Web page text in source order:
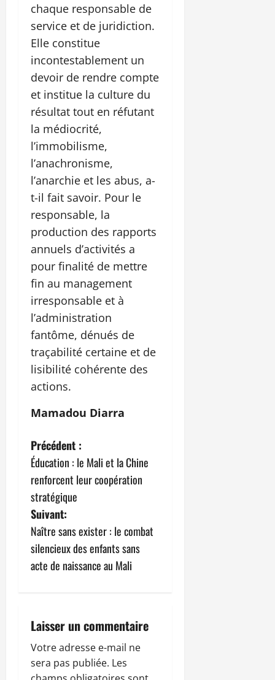
chaque responsable de
service et de juridiction.
Elle constitue
incontestablement un
devoir de rendre compte
et institue la culture du
résultat tout en réfutant
la médiocrité,
l’immobilisme,
l’anachronisme,
l’anarchie et les abus, a-
t-il fait savoir. Pour le
responsable, la
production des rapports
annuels d’activités a
pour finalité de mettre
fin au management
irresponsable et à
l’administration
fantôme, dénués de
traçabilité certaine et de
lisibilité cohérente des
actions.
Mamadou Diarra
N
a
v
i
g
a
i
o
Précédent :
Éducation : le Mali et la Chine
renforcent leur coopération
stratégique
Suivant:
Naître sans exister : le combat
silencieux des enfants sans
acte de naissance au Mali
Laisser un commentaire
Votre adresse e-mail ne
sera pas publiée. Les